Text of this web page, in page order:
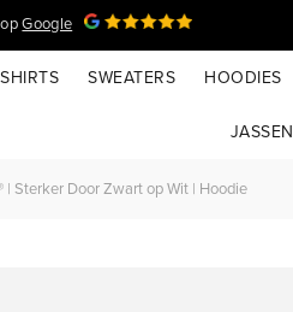
opGoogle
SHIRTS SWEATERS HOODIES
JASSEN
| Sterker Door Zwart op Wit | Hoodie